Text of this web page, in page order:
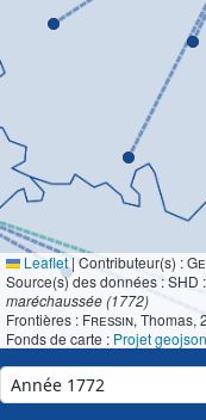
Leaflet | Contributeur(s) :
Source(s) des données : SHD
maréchaussée (1772)
Frontières : Fressin, Thomas,
Fonds de carte : Projet